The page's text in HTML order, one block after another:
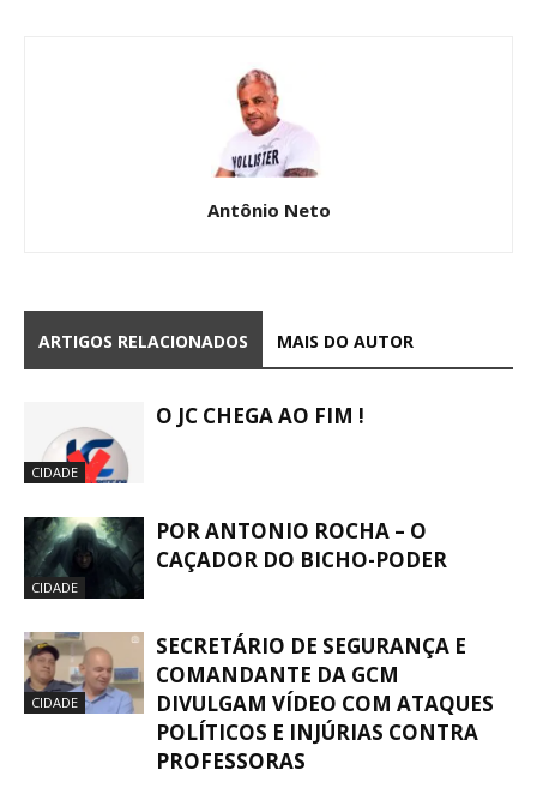
Antônio Neto
ARTIGOS RELACIONADOS MAIS DO AUTOR
CIDADE
O JC CHEGA AO FIM !
CIDADE
POR ANTONIO ROCHA – O
CAÇADOR DO BICHO-PODER
CIDADE
SECRETÁRIO DE SEGURANÇA E
COMANDANTE DA GCM
DIVULGAM VÍDEO COM ATAQUES
POLÍTICOS E INJÚRIAS CONTRA
PROFESSORAS